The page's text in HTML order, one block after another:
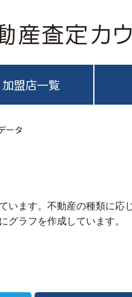
加盟店一覧
ータ
います。不動産の種類に
グラフを作成しています。